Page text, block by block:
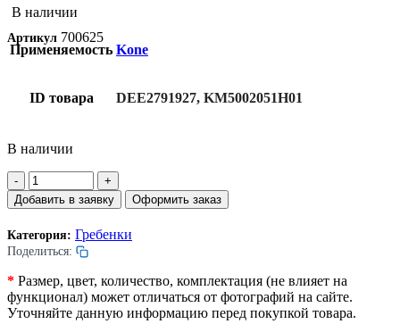
В наличии
Артикул 700625
Применяемость Kone
ID товара DEE2791927, KM5002051H01
В наличии
Количество
товара
Гребенка
траволатора.
Алюминий.
Правая.
зуба.
203х201мм.
Добавить в заявку Оформить заказ
Категория: Гребенки
Поделиться:
* Размер, цвет, количество, комплектация (не влияет на
функционал) может отличаться от фотографий на сайте.
Уточняйте данную информацию перед покупкой товара.